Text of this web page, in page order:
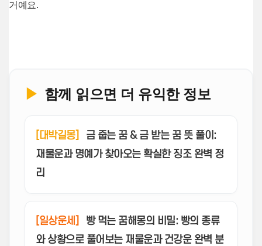
거예요.
▶ 함께 읽으면 더 유익한 정보
[대박길몽]
금 줍는 꿈 & 금 받는 꿈 뜻 풀이:
재물운과 명예가 찾아오는 확실한 징조 완벽 정
리
[일상운세]
빵 먹는 꿈해몽의 비밀: 빵의 종류
와 상황으로 풀어보는 재물운과 건강운 완벽 분